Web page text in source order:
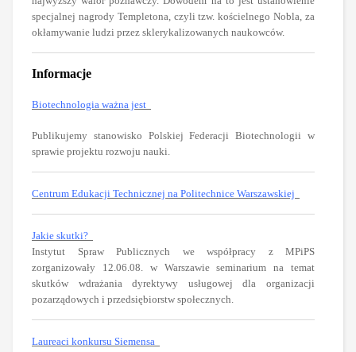
specjalnej nagrody Templetona, czyli tzw. kościelnego Nobla, za
okłamywanie ludzi przez sklerykalizowanych naukowców.
Informacje
Biotechnologia ważna jest
Publikujemy stanowisko Polskiej Federacji Biotechnologii w
sprawie projektu rozwoju nauki.
Centrum Edukacji Technicznej na Politechnice Warszawskiej
Jakie skutki?
Instytut Spraw Publicznych we współpracy z MPiPS
zorganizowały 12.06.08. w Warszawie seminarium na temat
skutków wdrażania dyrektywy usługowej dla organizacji
pozarządowych i przedsiębiorstw społecznych.
Laureaci konkursu Siemensa